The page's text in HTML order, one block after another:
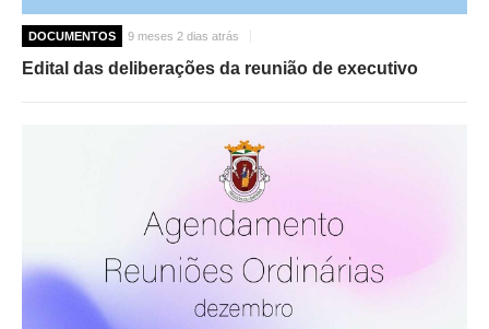
DOCUMENTOS 9 meses 2 dias atrás
Edital das deliberações da reunião de executivo